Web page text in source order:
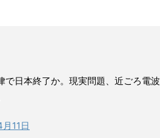
日本終了か。現実問題、近ごろ電波
11日